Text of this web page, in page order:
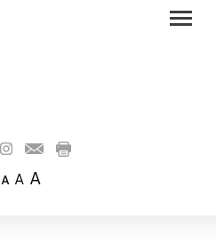
A A A